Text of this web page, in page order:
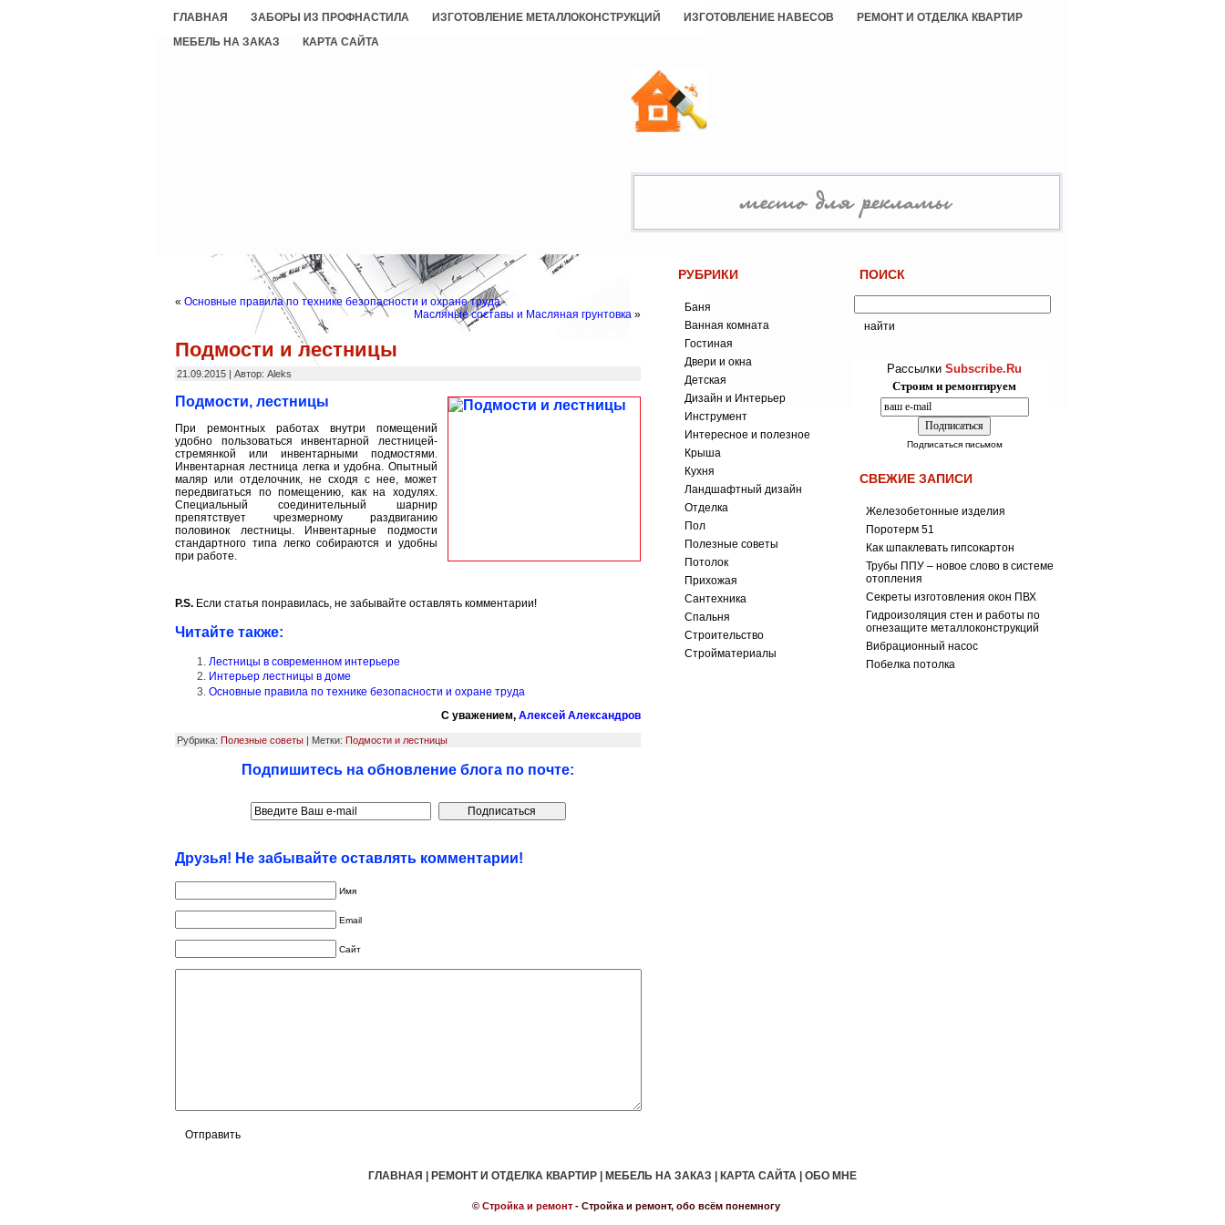
ГЛАВНАЯ ЗАБОРЫ ИЗ ПРОФНАСТИЛА ИЗГОТОВЛЕНИЕ МЕТАЛЛОКОНСТРУКЦИЙ ИЗГОТОВЛЕНИЕ НАВЕСОВ
РЕМОНТ И ОТДЕЛКА КВАРТИР
МЕБЕЛЬ НА ЗАКАЗ
КАРТА САЙТА
« Основные правила по технике безопасности и охране труда
Масляные составы и Масляная грунтовка »
Подмости и лестницы
21.09.2015 | Автор: Aleks
Подмости, лестницы
При ремонтных работах внутри помещений
удобно поль­зоваться инвентарной лестницей-
стремянкой или инвентарными подмостями.
Инвентарная лестница легка и удобна. Опытный
маляр или отделочник, не сходя с нее, может
передвигаться по помещению, как на ходулях.
Специальный соединительный шарнир
препятст­вует чрезмерному раздвиганию
половинок лестницы. Инвентарные подмости
стандартного типа легко собираются и удобны
при работе.
P.S. Если статья понравилась, не забывайте оставлять комментарии!
Читайте также:
Лестницы в современном интерьере
Интерьер лестницы в доме
Основные правила по технике безопасности и охране труда
С уважением, Алексей Александров
Рубрика: Полезные советы | Метки: Подмости и лестницы
Подпишитесь на обновление блога по почте:
Друзья! Не забывайте оставлять комментарии!
Имя
Email
Сайт
РУБРИКИ
Баня
Ванная комната
Гостиная
Двери и окна
Детская
Дизайн и Интерьер
Инструмент
Интересное и полезное
Крыша
Кухня
Ландшафтный дизайн
Отделка
Пол
Полезные советы
Потолок
Прихожая
Сантехника
Спальня
Строительство
Стройматериалы
ПОИСК
Рассылки Subscribe.Ru
Строим и ремонтируем
Подписаться письмом
СВЕЖИЕ ЗАПИСИ
Железобетонные изделия
Поротерм 51
Как шпаклевать гипсокартон
Трубы ППУ – новое слово в системе
отопления
Секреты изготовления окон ПВХ
Гидроизоляция стен и работы по
огнезащите металлоконструкций
Вибрационный насос
Побелка потолка
ГЛАВНАЯ | РЕМОНТ И ОТДЕЛКА КВАРТИР | МЕБЕЛЬ НА ЗАКАЗ | КАРТА САЙТА | ОБО МНЕ
© Стройка и ремонт- Стройка и ремонт, обо всём понемногу